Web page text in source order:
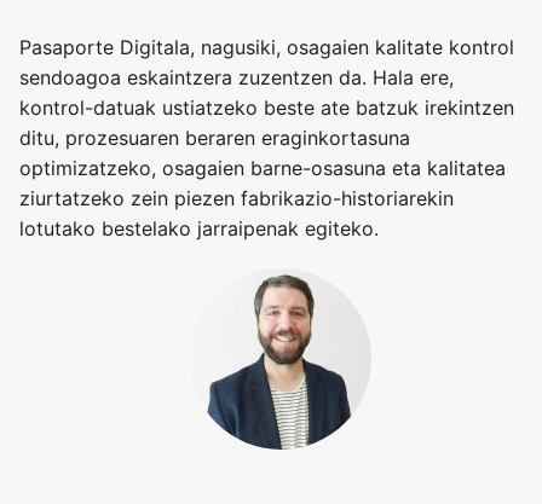
Pasaporte Digitala, nagusiki, osagaien kalitate kontrol
sendoagoa eskaintzera zuzentzen da. Hala ere,
kontrol-datuak ustiatzeko beste ate batzuk irekintzen
ditu, prozesuaren beraren eraginkortasuna
optimizatzeko, osagaien barne-osasuna eta kalitatea
ziurtatzeko zein piezen fabrikazio-historiarekin
lotutako bestelako jarraipenak egiteko.